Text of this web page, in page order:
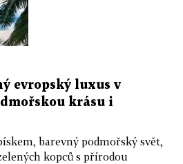
evropský luxus v
krásu i
barevný podmořský svět,
kopců s přírodou